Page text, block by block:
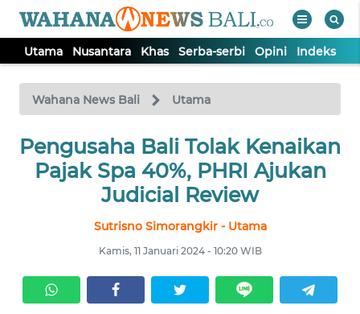
Utama Nusantara Khas Serba-serbi Opini Indeks
Wahana News Bali Utama
Pengusaha Bali Tolak Kenaikan
Pajak Spa 40%, PHRI Ajukan
Judicial Review
Sutrisno Simorangkir - Utama
Kamis, 11 Januari 2024 - 10:20 WIB
TV
Tutup
UTAMA
SERBA-
SERBI